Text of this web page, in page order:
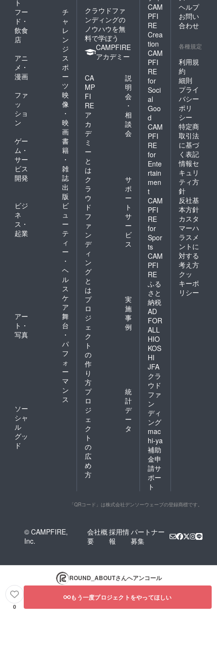
ト
フー
ド・
飲食
店
チ
ャ
レ
ン
ジ
アニ
メ・
漫画
ス
ポ
ー
ツ
ファ
ッ
ショ
ン
映
像
・
映
画
ゲー
ム・
サー
ビス
開発
書
籍
・
雑
誌
出
版
ビジ
ネ
ス・
起業
ビ
ュ
ー
テ
ィ
ー
・
ヘ
ル
ス
ケ
ア
アー
ト・
写真
舞
台
・
パ
フ
ォ
ー
マ
ン
ス
ソー
シャ
ル
グッ
ド
クラウドファ
ンディングの
ノウハウを無
料で学ぼう
CAMPFIRE
アカデミー
CA
MP
FI
RE
ア
カ
デ
ミ
ー
と
は
説
明
会
・
相
談
会
ク
ラ
ウ
ド
フ
ァ
ン
デ
ィ
ン
グ
と
は
サ
ポ
ー
ト
サ
ー
ビ
ス
プ
ロ
ジ
ェ
ク
ト
の
作
り
方
実
施
事
例
プ
ロ
ジ
ェ
ク
ト
の
広
め
方
統
計
デ
ー
タ
CAM
PFI
RE
Crea
tion
CAM
PFI
RE
for
Soci
al
Goo
d
CAM
PFI
RE
for
Ente
rtain
men
t
CAM
PFI
RE
for
Spor
ts
CAM
PFI
RE
ふる
さと
納税
AD
FOR
ALL
HIO
KOS
HI
JFA
クラ
ウド
ファ
ン
ディ
ング
mac
hi-ya
補助
金申
請サ
ポー
ト
ヘルプ
お問い
合わせ
各種規定
利用規
約
細則
プライ
バシー
ポリ
シー
特定商
取引法
に基づ
く表記
情報セ
キュリ
ティ方
針
反社基
本方針
カスタ
マーハ
ラスメ
ントに
対する
考え方
クッ
キーポ
リシー
「QRコード」は株式会社デンソーウェーブの登録商標です。
© CAMPFIRE,
Inc.
会社概
要
採用情
報
パートナー
募集
ROUND_ABOUTさんへアンコール
0
もう一度プロジェクトをやってほしい